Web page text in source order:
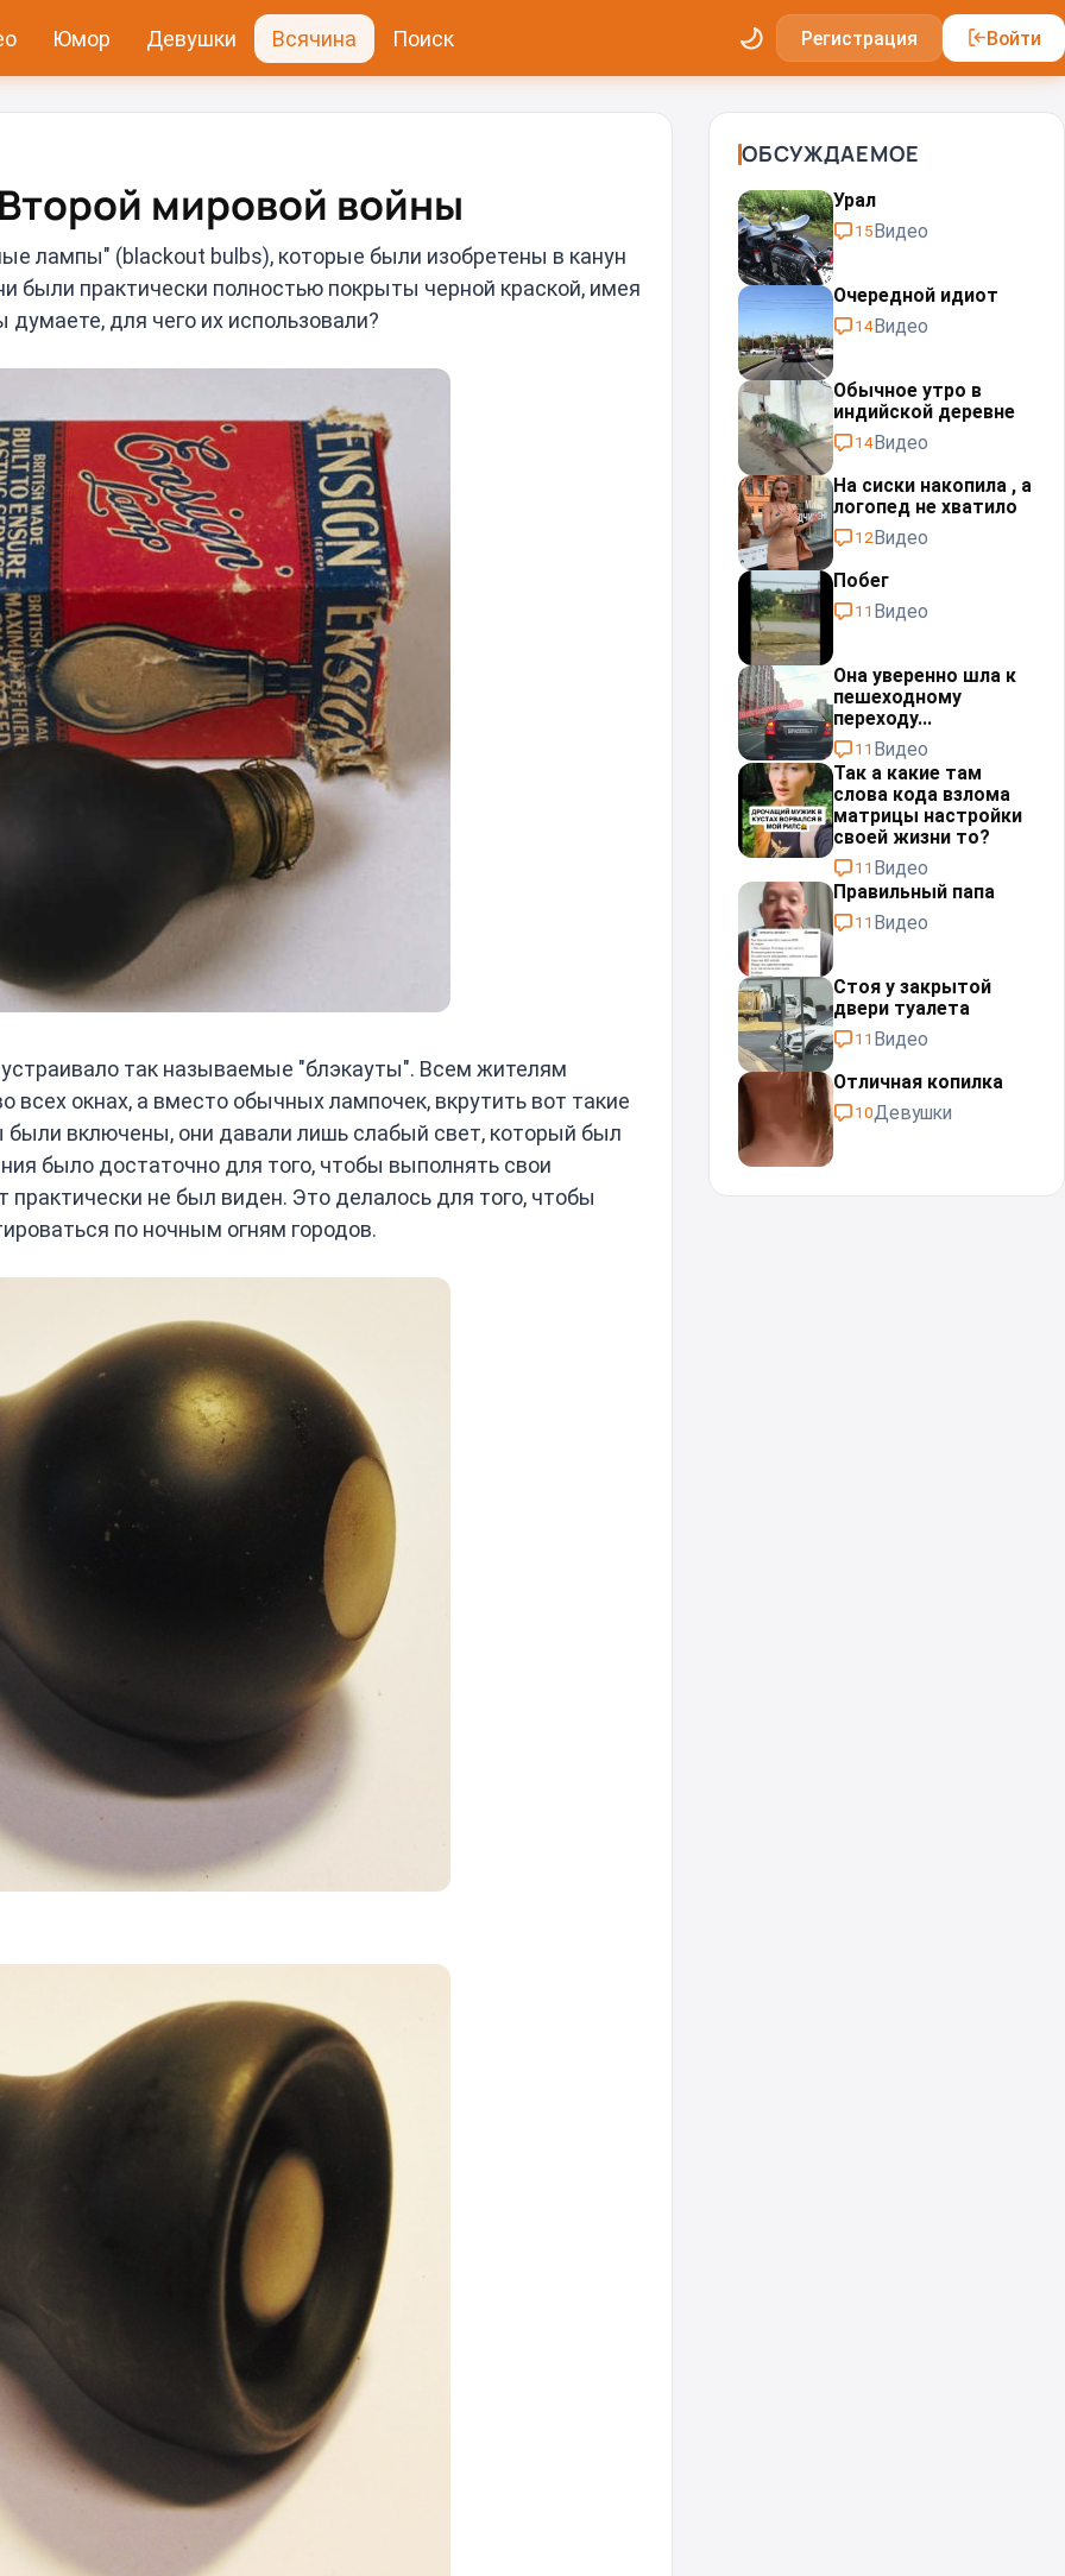
Юмор Девушки Всячина Поиск Регистрация Войти
мировой войны
лампы" (blackout bulbs), которые были изобретены в канун
были практически полностью покрыты черной краской, имея
для чего их использовали?
так называемые "блэкауты". Всем жителям
всех окнах, а вместо обычных лампочек, вкрутить вот такие
включены, они давали лишь слабый свет, который был
было достаточно для того, чтобы выполнять свои
не был виден. Это делалось для того, чтобы
по ночным огням городов.
ОБСУЖДАЕМОЕ
Урал⁠⁠
15Видео
Очередной идиот
14Видео
Обычное утро в
индийской деревне
14Видео
На сиски накопила , а
логопед не хватило
12Видео
Побег
11 Видео
Она уверенно шла к
пешеходному
переходу...
11 Видео
Так а какие там
слова кода взлома
матрицы настройки
своей жизни то?
11 Видео
Правильный папа
11 Видео
Стоя у закрытой
двери туалета
11 Видео
Отличная копилка
10Девушки